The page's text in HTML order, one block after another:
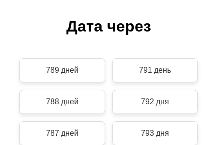
Дата через
789 дней 791 день
788 дней 792 дня
787 дней 793 дня